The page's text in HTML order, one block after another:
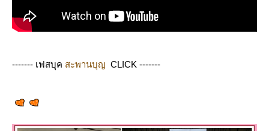
------- เฟสบุค สะพานบุญ CLICK -------